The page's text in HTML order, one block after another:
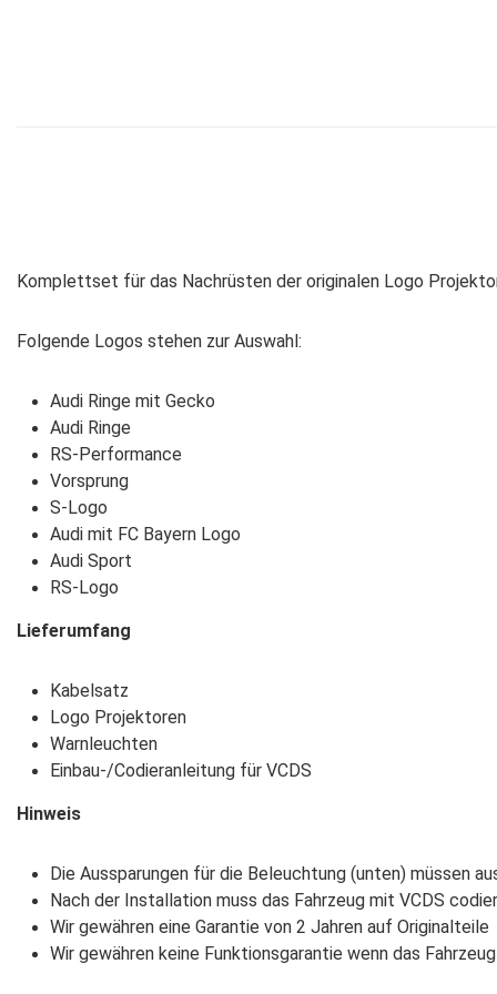
Komplettset für das Nachrüsten der originalen Logo
Folgende Logos stehen zur Auswahl:
Audi Ringe mit Gecko
Audi Ringe
RS-Performance
Vorsprung
S-Logo
Audi mit FC Bayern Logo
Audi Sport
RS-Logo
Lieferumfang
Kabelsatz
Logo Projektoren
Warnleuchten
Einbau-/Codieranleitung für VCDS
Hinweis
Die Aussparungen für die Beleuchtung (unten) müssen
Nach der Installation muss das Fahrzeug mit VCDS
Wir gewähren eine Garantie von 2 Jahren auf Originalteile
Wir gewähren keine Funktionsgarantie wenn das